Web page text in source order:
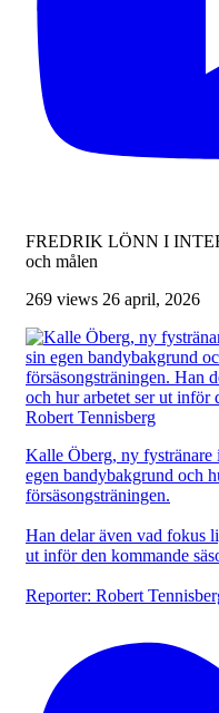
FREDRIK LÖNN I
och målen
269 views 26 april, 2026
Kalle Öberg, ny fystränare
egen bandybakgrund och
försäsongsträningen.
Han delar även vad fokus
ut inför den kommande
Reporter: Robert